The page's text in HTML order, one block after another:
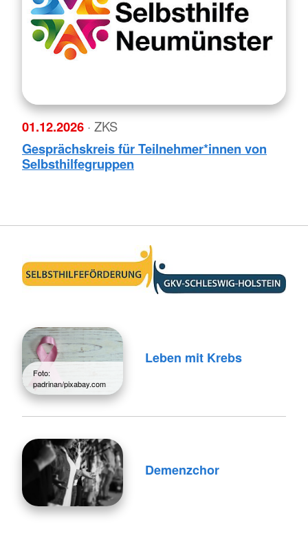
01.12.2026 · ZKS
Gesprächskreis für Teilnehmer*innen von
Selbsthilfegruppen
Foto:
padrinan/pixabay.com
Leben mit Krebs
Demenzchor